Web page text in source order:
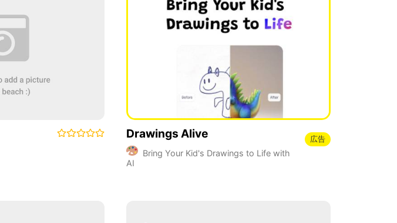
Drawings Alive
Bring Your Kid's Drawings to Life with
AI
広告